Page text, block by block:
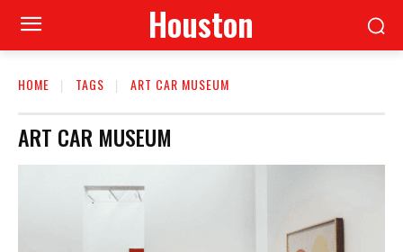
Houston
HOME TAGS ART CAR MUSEUM
ART CAR MUSEUM